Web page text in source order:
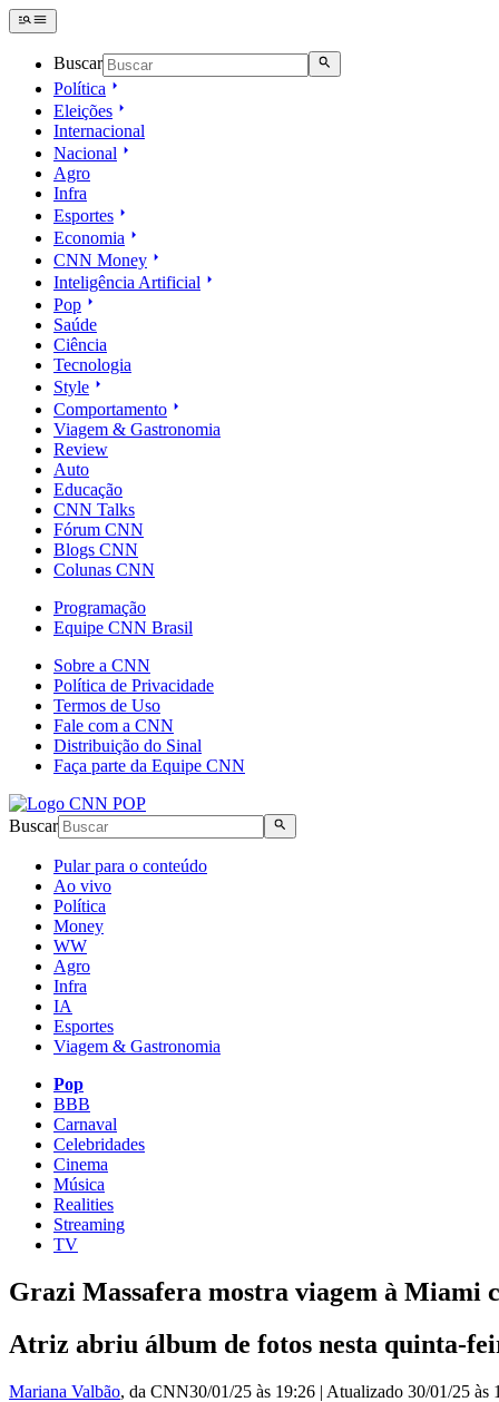
Buscar
Política
Eleições
Internacional
Nacional
Agro
Infra
Esportes
Economia
CNN Money
Inteligência Artificial
Pop
Saúde
Ciência
Tecnologia
Style
Comportamento
Viagem & Gastronomia
Review
Auto
Educação
CNN Talks
Fórum CNN
Blogs CNN
Colunas CNN
Programação
Equipe CNN Brasil
Sobre a CNN
Política de Privacidade
Termos de Uso
Fale com a CNN
Distribuição do Sinal
Faça parte da Equipe CNN
Buscar
Pular para o conteúdo
Ao vivo
Política
Money
WW
Agro
Infra
IA
Esportes
Viagem & Gastronomia
Pop
BBB
Carnaval
Celebridades
Cinema
Música
Realities
Streaming
TV
Grazi Massafera mostra viagem à Miami
Atriz abriu álbum de fotos nesta quinta-
Mariana Valbão, da CNN30/01/25 às 19:26 | Atualizado 30/01/25 às